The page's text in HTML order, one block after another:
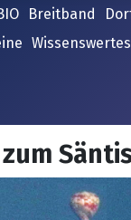
Breitband
Wissenswertes